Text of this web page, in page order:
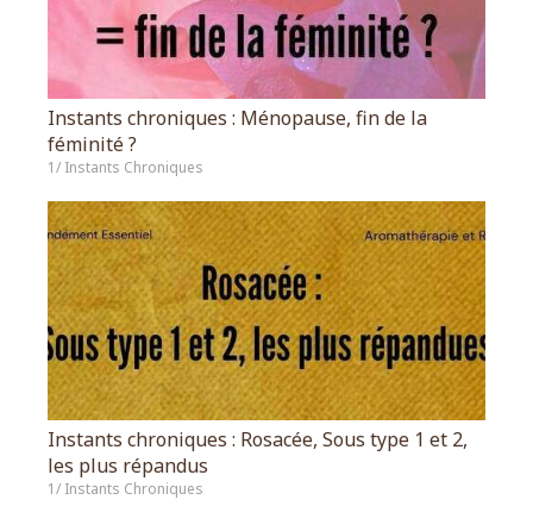
Instants chroniques : Ménopause, fin de la
féminité ?
1/ Instants Chroniques
Instants chroniques : Rosacée, Sous type 1 et 2,
les plus répandus
1/ Instants Chroniques